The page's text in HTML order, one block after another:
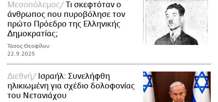
Μεσοπόλεμος
Τι σκεφτόταν ο
άνθρωπος που πυροβόλησε τον
πρώτο Πρόεδρο της Ελληνικής
Δημοκρατίας;
Τάσος Θεοφίλου
22.9.2025
Διεθνή
Ισραήλ: Συνελήφθη
ηλικιωμένη για σχέδιο δολοφονίας
του Νετανιάχου